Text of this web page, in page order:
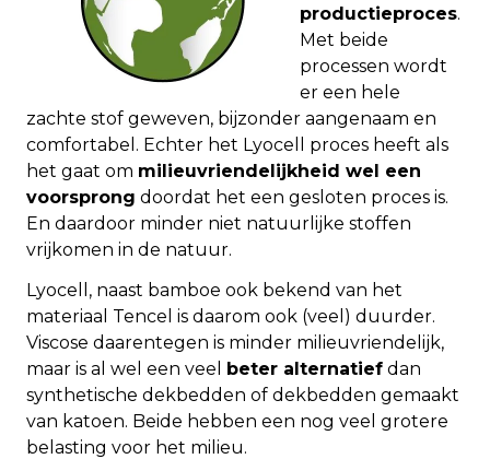
productieproces.
Met beide
processen wordt
er een hele
zachte stof geweven, bijzonder aangenaam en
comfortabel. Echter het Lyocell proces heeft als
het gaat om milieuvriendelijkheid wel een
voorsprong doordat het een gesloten proces is.
En daardoor minder niet natuurlijke stoffen
vrijkomen in de natuur.
Lyocell, naast bamboe ook bekend van het
materiaal Tencel is daarom ook (veel) duurder.
Viscose daarentegen is minder milieuvriendelijk,
maar is al wel een veel beter alternatief dan
synthetische dekbedden of dekbedden gemaakt
van katoen. Beide hebben een nog veel grotere
belasting voor het milieu.